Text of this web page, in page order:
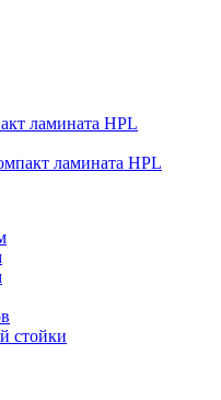
ламината HPL
ламината HPL
стойки